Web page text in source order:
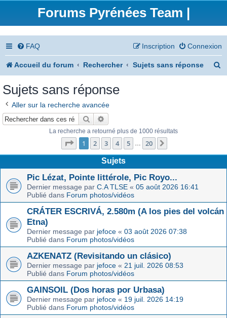
Forums Pyrénées Team |
FAQ Connexion
Inscription
Accueil du forum Rechercher Sujets sans réponse
Sujets sans réponse
Aller sur la recherche avancée
Rechercher
La recherche a retourné plus de 1000 résultats
Page 1sur20
1 2 3 4 5 … 20
Sujets
Pic Lézat, Pointe littérole, Pic Royo...
Dernier message par C.A TLSE « 05 août 2026 16:41
Publié dans Forum photos/vidéos
CRÁTER ESCRIVÁ, 2.580m (A los pies del volcán
Etna)
Dernier message par jefoce « 03 août 2026 07:38
Publié dans Forum photos/vidéos
AZKENATZ (Revisitando un clásico)
Dernier message par jefoce « 21 juil. 2026 08:53
Publié dans Forum photos/vidéos
GAINSOIL (Dos horas por Urbasa)
Dernier message par jefoce « 19 juil. 2026 14:19
Publié dans Forum photos/vidéos